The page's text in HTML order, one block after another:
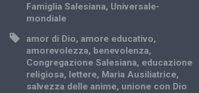
Famiglia Salesiana, Universale-
mondiale
amor di Dio,amore educativo,
amorevolezza, benevolenza,
Congregazione Salesiana, educazione
religiosa, lettere, Maria Ausiliatrice,
salvezza delle anime, unione con Dio